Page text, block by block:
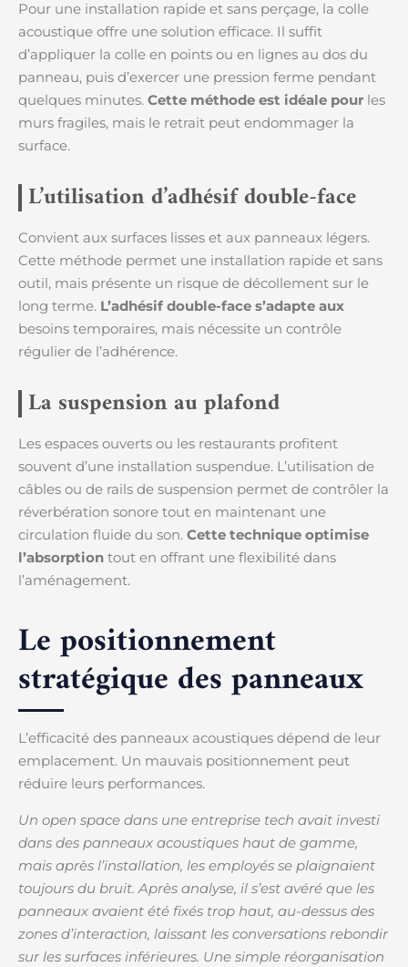
Pour une installation rapide et sans perçage, la colle
acoustique offre une solution efficace. Il suffit
d’appliquer la colle en points ou en lignes au dos du
panneau, puis d’exercer une pression ferme pendant
quelques minutes. Cette méthode est idéale pour les
murs fragiles, mais le retrait peut endommager la
surface.
L’utilisation d’adhésif double-face
Convient aux surfaces lisses et aux panneaux légers.
Cette méthode permet une installation rapide et sans
outil, mais présente un risque de décollement sur le
long terme. L’adhésif double-face s’adapte aux
besoins temporaires, mais nécessite un contrôle
régulier de l’adhérence.
La suspension au plafond
Les espaces ouverts ou les restaurants profitent
souvent d’une installation suspendue. L’utilisation de
câbles ou de rails de suspension permet de contrôler la
réverbération sonore tout en maintenant une
circulation fluide du son. Cette technique optimise
l’absorption tout en offrant une flexibilité dans
l’aménagement.
Le positionnement
stratégique des panneaux
L’efficacité des panneaux acoustiques dépend de leur
emplacement. Un mauvais positionnement peut
réduire leurs performances.
Un open space dans une entreprise tech avait investi
dans des panneaux acoustiques haut de gamme,
mais après l’installation, les employés se plaignaient
toujours du bruit. Après analyse, il s’est avéré que les
panneaux avaient été fixés trop haut, au-dessus des
zones d’interaction, laissant les conversations rebondir
sur les surfaces inférieures. Une simple réorganisation